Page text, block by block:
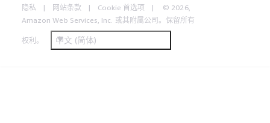
隐私 网站条款 Cookie 首选项
© 2026,
Amazon Web Services, Inc. 或其附属公司。保留所有
权利。 中文 (简体)